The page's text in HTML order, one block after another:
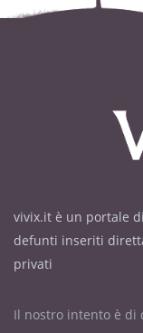
vivix.it è un portale
defunti inseriti
privati
Il nostro intento è di